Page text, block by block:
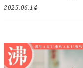
2025.06.14